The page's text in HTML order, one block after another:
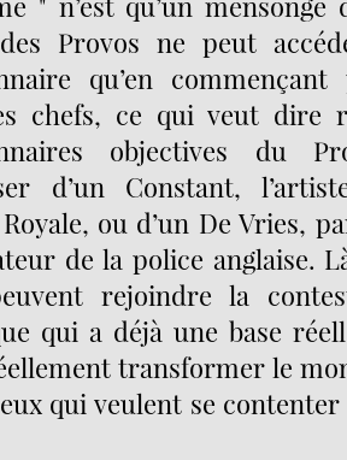
Provos ne peut
qu’en
chefs, ce qui veut dire
objectives du
d’un Constant,
ou d’un De Vries,
de la police anglaise.
rejoindre la
qui a déjà une base
transformer le
qui veulent se